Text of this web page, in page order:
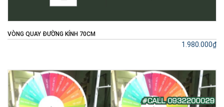
VÒNG QUAY ĐƯỜNG KÍNH 70CM
1.980.000₫